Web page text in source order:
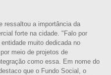
ressaltou a importância da
forte na cidade. "Falo por
muito dedicada no
meio de projetos de
como essa. Em nome do
que o Fundo Social, o